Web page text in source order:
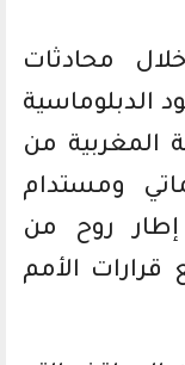
محادثات
الدبلوماسية
المغربية من
ومستدام
روح من
قرارات الأمم